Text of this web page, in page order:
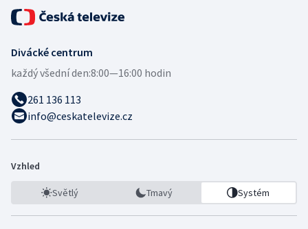
Divácké centrum
každý všední den:8:00—16:00 hodin
261 136 113
info@ceskatelevize.cz
Vzhled
Světlý Tmavý Systém